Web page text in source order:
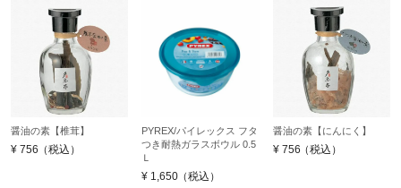
醤油の素【椎茸】
¥ 756（税込）
PYREX/パイレックス フタ
つき耐熱ガラスボウル 0.5
Ｌ
¥ 1,650（税込）
醤油の素【にんにく】
¥ 756（税込）